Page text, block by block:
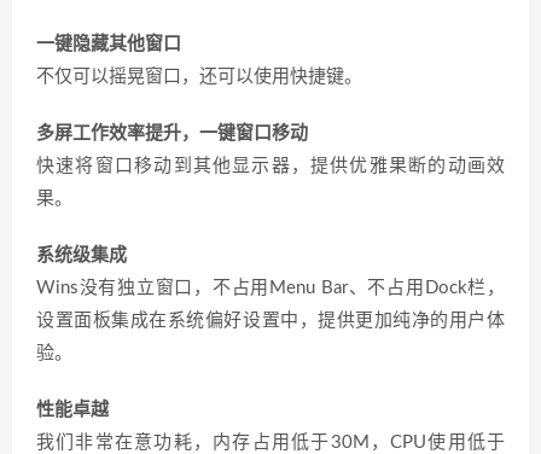
一键隐藏其他窗口
不仅可以摇晃窗口，还可以使用快捷键。
多屏工作效率提升，一键窗口移动
快速将窗口移动到其他显示器，提供优雅果断的动画效
果。
系统级集成
Wins没有独立窗口，不占用Menu Bar、不占用Dock栏，
设置面板集成在系统偏好设置中，提供更加纯净的用户体
验。
性能卓越
我们非常在意功耗，内存占用低于30M，CPU使用低于